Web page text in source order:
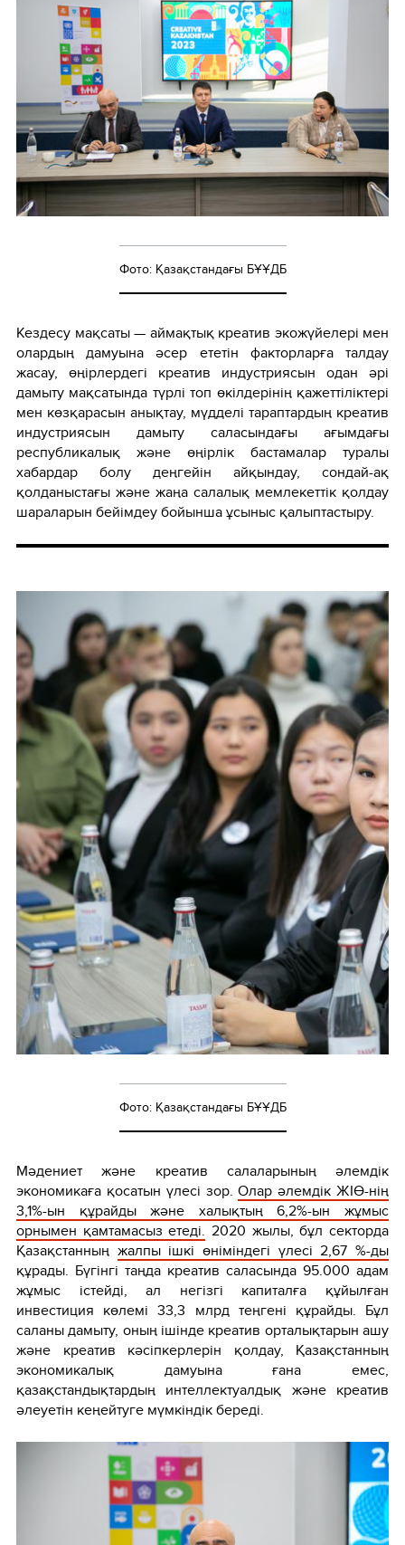
Фото: Қазақстандағы БҰҰДБ
Кездесу мақсаты — аймақтық креатив экожүйелері мен
олардың дамуына әсер ететін факторларға талдау
жасау, өңірлердегі креатив индустриясын одан әрі
дамыту мақсатында түрлі топ өкілдерінің қажеттіліктері
мен көзқарасын анықтау, мүдделі тараптардың креатив
индустриясын дамыту саласындағы ағымдағы
республикалық және өңірлік бастамалар туралы
хабардар болу деңгейін айқындау, сондай-ақ
қолданыстағы және жаңа салалық мемлекеттік қолдау
шараларын бейімдеу бойынша ұсыныс қалыптастыру.
Фото: Қазақстандағы БҰҰДБ
Мәдениет және креатив салаларының әлемдік
экономикаға қосатын үлесі зор.Олар әлемдік ЖІӨ-нің
3,1%-ын құрайды және халықтың 6,2%-ын жұмыс
орнымен қамтамасыз етеді. 2020 жылы, бұл секторда
Қазақстанның жалпы ішкі өніміндегі үлесі 2,67 %-ды
құрады. Бүгінгі таңда креатив саласында 95.000 адам
жұмыс істейді, ал негізгі капиталға құйылған
инвестиция көлемі 33,3 млрд теңгені құрайды. Бұл
саланы дамыту, оның ішінде креатив орталықтарын ашу
және креатив кәсіпкерлерін қолдау, Қазақстанның
экономикалық дамуына ғана емес,
қазақстандықтардың интеллектуалдық және креатив
әлеуетін кеңейтуге мүмкіндік береді.